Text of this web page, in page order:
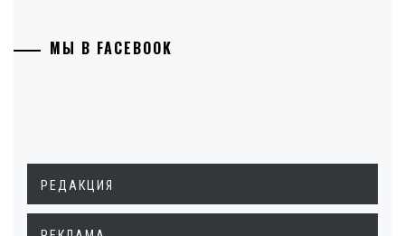
МЫ В FACEBOOK
РЕДАКЦИЯ